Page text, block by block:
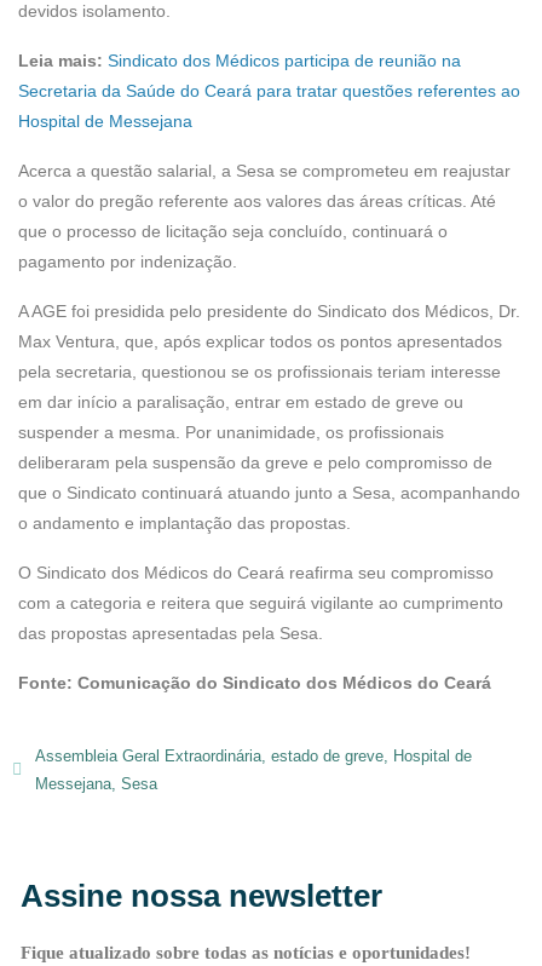
devidos isolamento.
Leia mais: Sindicato dos Médicos participa de reunião na
Secretaria da Saúde do Ceará para tratar questões referentes ao
Hospital de Messejana
Acerca a questão salarial, a Sesa se comprometeu em reajustar
o valor do pregão referente aos valores das áreas críticas. Até
que o processo de licitação seja concluído, continuará o
pagamento por indenização.
A AGE foi presidida pelo presidente do Sindicato dos Médicos, Dr.
Max Ventura, que, após explicar todos os pontos apresentados
pela secretaria, questionou se os profissionais teriam interesse
em dar início a paralisação, entrar em estado de greve ou
suspender a mesma. Por unanimidade, os profissionais
deliberaram pela suspensão da greve e pelo compromisso de
que o Sindicato continuará atuando junto a Sesa, acompanhando
o andamento e implantação das propostas.
O Sindicato dos Médicos do Ceará reafirma seu compromisso
com a categoria e reitera que seguirá vigilante ao cumprimento
das propostas apresentadas pela Sesa.
Fonte: Comunicação do Sindicato dos Médicos do Ceará
Assembleia Geral Extraordinária, estado de greve, Hospital de
Messejana, Sesa
Assine nossa newsletter
Fique atualizado sobre todas as notícias e oportunidades!